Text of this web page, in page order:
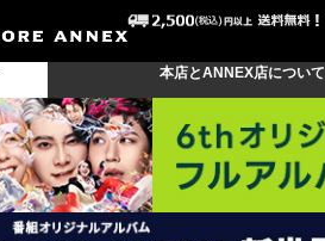
本店とANNEX店について